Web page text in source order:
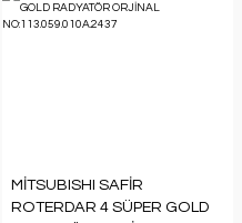
MİTSUBISHI SAFİR
ROTERDAR 4 SÜPER GOLD